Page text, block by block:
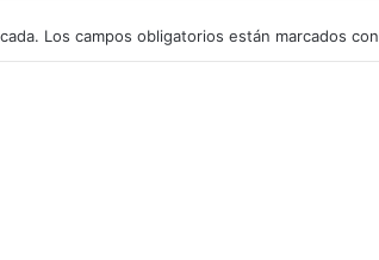
Los campos obligatorios están marcados con